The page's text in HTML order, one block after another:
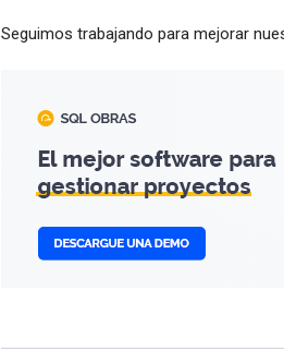
Seguimos trabajando para mejorar